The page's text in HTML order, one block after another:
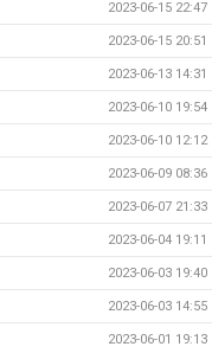
2023-06-15 22:47
2023-06-15 20:51
2023-06-13 14:31
2023-06-10 19:54
2023-06-10 12:12
2023-06-09 08:36
2023-06-07 21:33
2023-06-04 19:11
2023-06-03 19:40
2023-06-03 14:55
2023-06-01 19:13